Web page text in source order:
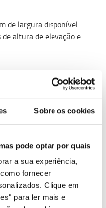
Sobre os cookies
pode optar por quais
a sua experiência,
fornecer
Clique em
para ler mais e
de largura disponível
altura de elevação e